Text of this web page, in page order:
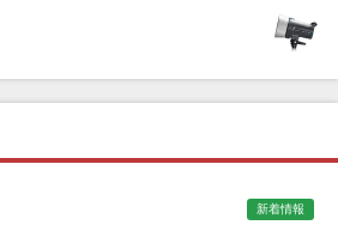
新着情報